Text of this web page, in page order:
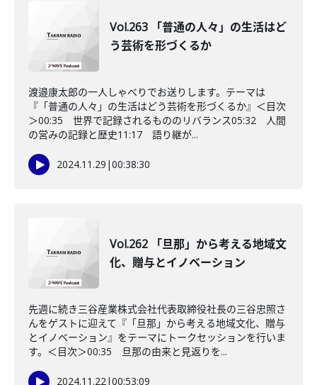
Vol.263 「普通の人々」の生活はど
う芸術を形づくるか
渡邉康太郎の一人しゃべりでお送りします。テーマは
『「普通の人々」の生活はどう芸術を形づくるか』＜目次
＞00:35 世界で記録されるもののリバランス05:32 人間
の営みの記録と歴史11:17 語り継が...
2024.11.29 |00:38:30
Vol.262 「旦那」から考える地域文
化、贈与とイノベーション
先週に続き三谷産業株式会社代表取締役社長の三谷忠照さ
んをゲストに迎えて『「旦那」から考える地域文化、贈与
とイノベーション』をテーマにトークセッションを行いま
す。＜目次＞00:35 旦那の由来と見返りを...
2024.11.22|00:53:09